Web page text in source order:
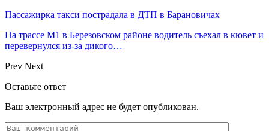
Пассажирка такси пострадала в ДТП в Барановичах
На трассе М1 в Березовском районе водитель съехал в кювет и
перевернулся из-за дикого…
Prev Next
Оставьте ответ
Ваш электронный адрес не будет опубликован.